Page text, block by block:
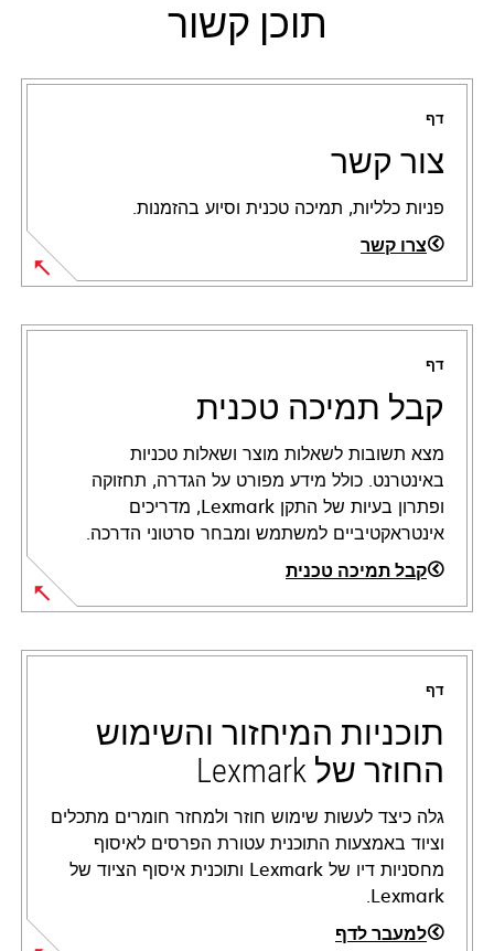
תוכן קשור
דף
צור קשר
פניות כלליות, תמיכה טכנית וסיוע בהזמנות.
צרו קשר
דף
קבל תמיכה טכנית
מצא תשובות לשאלות מוצר ושאלות טכניות
באינטרנט. כולל מידע מפורט על הגדרה, תחזוקה
ופתרון בעיות של התקן Lexmark, מדריכים
אינטראקטיביים למשתמש ומבחר סרטוני הדרכה.
קבל תמיכה טכנית
opens
in
new
tab
דף
תוכניות המיחזור והשימוש
החוזר של Lexmark
גלה כיצד לעשות שימוש חוזר ולמחזר חומרים מתכלים
וציוד באמצעות התוכנית עטורת הפרסים לאיסוף
מחסניות דיו של Lexmark ותוכנית איסוף הציוד של
Lexmark.
למעבר לדף